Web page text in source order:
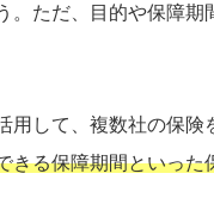
。ただ、目的や保障期
用して、複数社の保険
きる保障期間といった